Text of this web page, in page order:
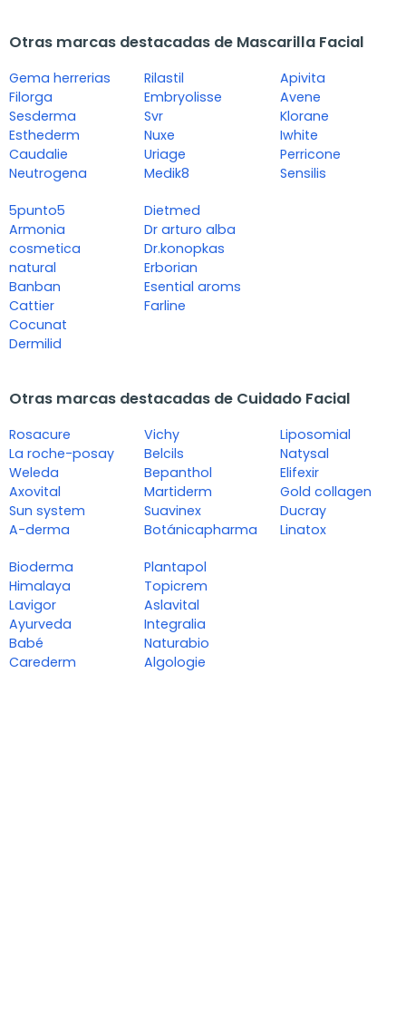
Otras marcas destacadas de Mascarilla Facial
Gema herrerias
Filorga
Sesderma
Esthederm
Caudalie
Neutrogena
Rilastil
Embryolisse
Svr
Nuxe
Uriage
Medik8
Apivita
Avene
Klorane
Iwhite
Perricone
Sensilis
5punto5
Armonia
cosmetica
natural
Banban
Cattier
Cocunat
Dermilid
Dietmed
Dr arturo alba
Dr.konopkas
Erborian
Esential aroms
Farline
Otras marcas destacadas de Cuidado Facial
Rosacure
La roche-posay
Weleda
Axovital
Sun system
A-derma
Vichy
Belcils
Bepanthol
Martiderm
Suavinex
Botánicapharma
Liposomial
Natysal
Elifexir
Gold collagen
Ducray
Linatox
Bioderma
Himalaya
Lavigor
Ayurveda
Babé
Carederm
Plantapol
Topicrem
Aslavital
Integralia
Naturabio
Algologie